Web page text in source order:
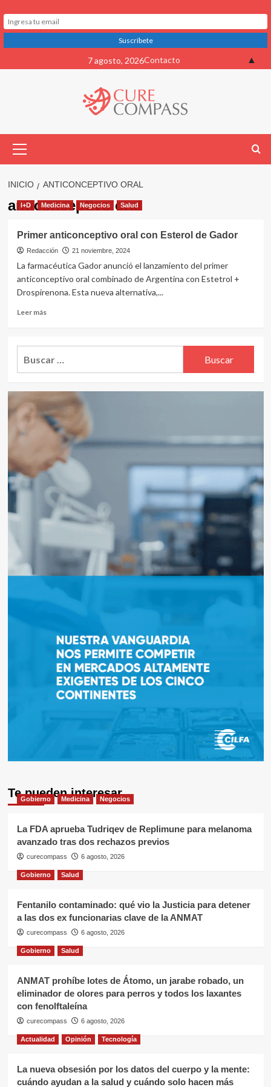
al
7 agosto, 2026Contacto
primario
INICIO ANTICONCEPTIVO ORAL
anticonceptivo oral
I+D Medicina Negocios Salud
Primer anticonceptivo oral con Esterol de Gador
Redacción 21 noviembre, 2024
La farmacéutica Gador anunció el lanzamiento del primer
anticonceptivo oral combinado de Argentina con Estetrol +
Drospirenona. Esta nueva alternativa,...
Leer másLeer
Primer
anticonceptivo
Esterol
de
Gador
Te pueden interesar
Gobierno Medicina Negocios
La FDA aprueba Tudriqev de Replimune para melanoma
avanzado tras dos rechazos previos
curecompass 6 agosto, 2026
Gobierno Salud
Fentanilo contaminado: qué vio la Justicia para detener
a las dos ex funcionarias clave de la ANMAT
curecompass 6 agosto, 2026
Gobierno Salud
ANMAT prohíbe lotes de Átomo, un jarabe robado, un
eliminador de olores para perros y todos los laxantes
con fenolftaleína
curecompass 6 agosto, 2026
Actualidad Opinión Tecnología
La nueva obsesión por los datos del cuerpo y la mente:
cuándo ayudan a la salud y cuándo solo hacen más
▲